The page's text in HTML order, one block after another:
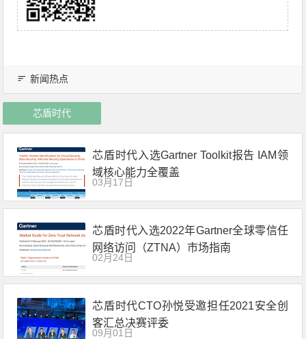
新闻热点
芯盾时代
芯盾时代入选Gartner Toolkit报告 IAM领
域核心能力全覆盖
03月17日
芯盾时代入选2022年Gartner全球零信任
网络访问（ZTNA）市场指南
02月24日
芯盾时代CTO孙悦受邀担任2021安全创
客汇总决赛评委
09月01日